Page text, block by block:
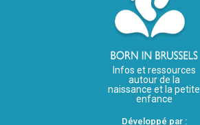
Infos et ressources
autour de la
naissance et la petite
enfance
Développé par :